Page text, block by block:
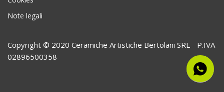
Note legali
Copyright © 2020 Ceramiche Artistiche Bertolani SRL - P.IVA
02896500358